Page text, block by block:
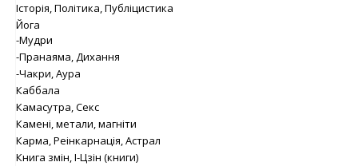
Історія, Політика, Публіцистика
Йога
-Мудри
-Пранаяма, Дихання
-Чакри, Аура
Каббала
Камасутра, Секс
Камені, метали, магніти
Карма, Реінкарнація, Астрал
Книга змін, І-Цзін (книги)